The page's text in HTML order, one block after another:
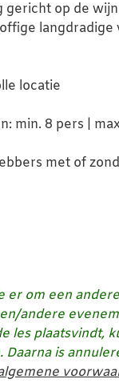
gericht op de
langdradige
locatie
min. 8 pers |
met of
er om een
andere
les plaatsvindt,
Daarna is